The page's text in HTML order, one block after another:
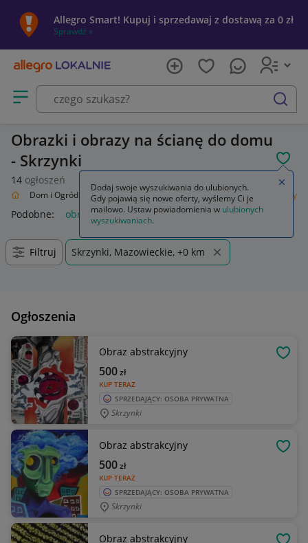
Allegro Smart! Kupuj i sprzedawaj z dostawą za 0 zł
Sprawdź »
Otwórz menu z kategoriami
szukaj
Obrazki i obrazy na ścianę do domu
- Skrzynki
14 ogłoszeń
Dom i Ogród Wyposażenie Dekoracje ścienne Obrazki i obrazy
Podobne: obrazy i obrazki malowane ręcznie
Filtruj Skrzynki, Mazowieckie, +0 km
Ogłoszenia
Obraz abstrakcyjny
KUP TERAZ
500zł
SPRZEDAJĄCY: OSOBA PRYWATNA
Skrzynki
Obraz abstrakcyjny
KUP TERAZ
500zł
SPRZEDAJĄCY: OSOBA PRYWATNA
Skrzynki
Obraz abstrakcyjny
Dodaj swoje wyszukiwania do ulubionych.
Gdy pojawią się nowe oferty, wyślemy Ci je
mailowo. Ustaw powiadomienia w ulubionych
wyszukiwaniach.